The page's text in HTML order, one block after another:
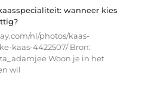
wanneer kies
nl/photos/kaas-
kaas-4422507/ Bron:
Woon je in het
wil